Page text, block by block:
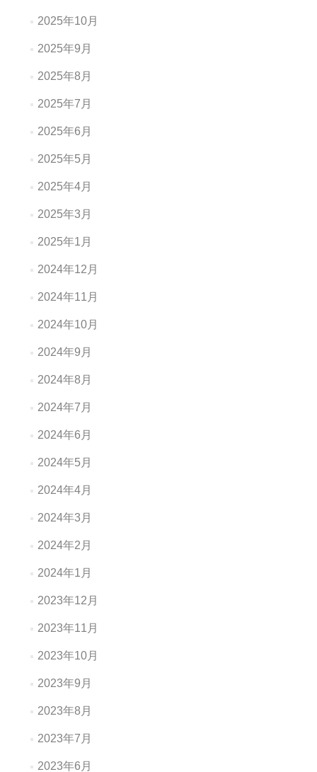
2025年10月
2025年9月
2025年8月
2025年7月
2025年6月
2025年5月
2025年4月
2025年3月
2025年1月
2024年12月
2024年11月
2024年10月
2024年9月
2024年8月
2024年7月
2024年6月
2024年5月
2024年4月
2024年3月
2024年2月
2024年1月
2023年12月
2023年11月
2023年10月
2023年9月
2023年8月
2023年7月
2023年6月